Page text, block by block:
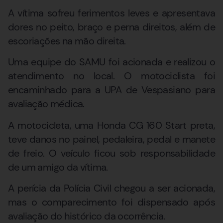
A vítima sofreu ferimentos leves e apresentava
dores no peito, braço e perna direitos, além de
escoriações na mão direita.
Uma equipe do SAMU foi acionada e realizou o
atendimento no local. O motociclista foi
encaminhado para a UPA de Vespasiano para
avaliação médica.
A motocicleta, uma Honda CG 160 Start preta,
teve danos no painel, pedaleira, pedal e manete
de freio. O veículo ficou sob responsabilidade
de um amigo da vítima.
A perícia da Polícia Civil chegou a ser acionada,
mas o comparecimento foi dispensado após
avaliação do histórico da ocorrência.